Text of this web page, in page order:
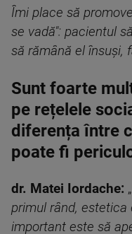
Îmi place să
se vadă": pacientul
să rămână el însuși,
Sunt foarte
pe rețelele
diferența între
poate fi
dr. Matei Iordache: „
primul rând, estetica
important este să